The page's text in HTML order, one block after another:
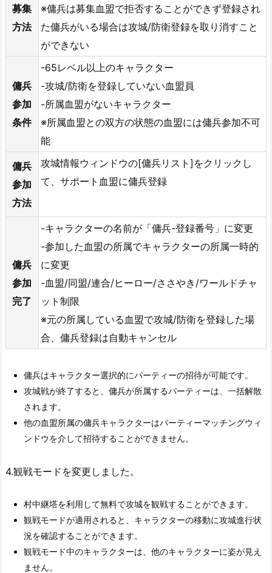
募集
方法
※傭兵は募集血盟で拒否することができず登録され
た傭兵がいる場合は攻城/防衛登録を取り消すこと
ができない
傭兵
参加
条件
-65レベル以上のキャラクター
-攻城/防衛を登録していない血盟員
-所属血盟がないキャラクター
※所属血盟との双方の状態の血盟には傭兵参加不可
能
傭兵
参加
方法
攻城情報ウィンドウの[傭兵リスト]をクリックし
て、サポート血盟に傭兵登録
傭兵
参加
完了
-キャラクターの名前が「傭兵-登録番号」に変更
-参加した血盟の所属でキャラクターの所属一時的
に変更
-血盟/同盟/連合/ヒーロー/ささやき/ワールドチャ
ット制限
※元の所属している血盟で攻城/防衛を登録した場
合、傭兵登録は自動キャンセル
傭兵はキャラクター選択的にパーティーの招待が可能です。
攻城戦が終了すると、傭兵が所属するパーティーは、一括解散
されます。
他の血盟所属の傭兵キャラクターはパーティーマッチングウィ
ンドウを介して招待することができません。
4.観戦モードを変更しました。
村中継塔を利用して無料で攻城を観戦することができます。
観戦モードが適用されると、キャラクターの移動に攻城進行状
況を確認することができます。
観戦モード中のキャラクターは、他のキャラクターに姿が見え
ません。